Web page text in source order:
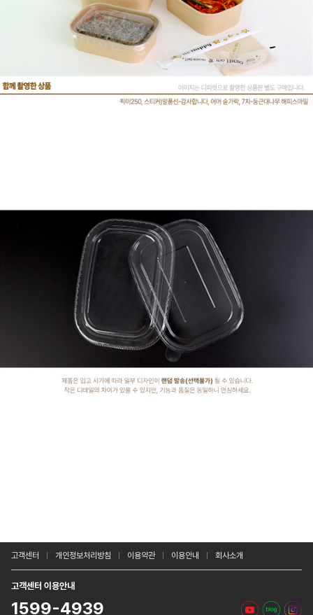
고객센터 개인정보처리방침 이용약관 이용안내 회사소개
고객센터 이용안내
1599-4939